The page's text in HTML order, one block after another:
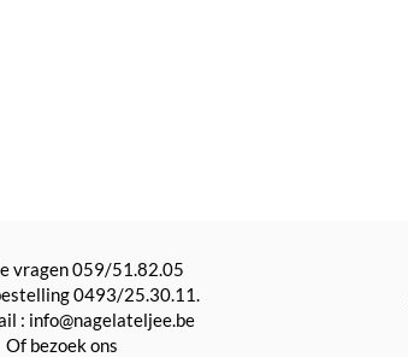
vragen 059/51.82.05
0493/25.30.11.
: info@nagelateljee.be
Of bezoek ons